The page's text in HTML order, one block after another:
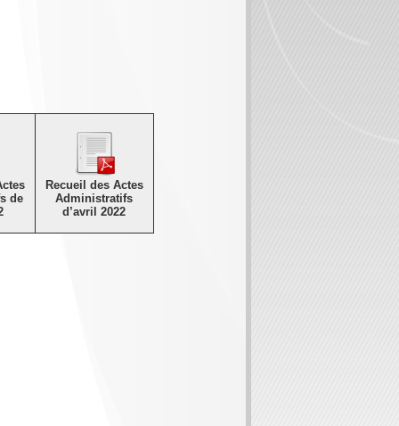
de
Recueil des Actes
Administratifs
d’avril 2022